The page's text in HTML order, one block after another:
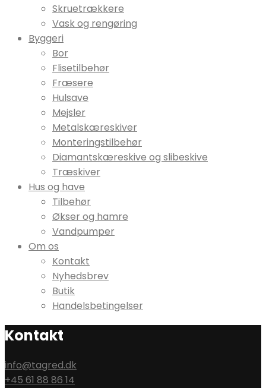
Skruetrækkere
Vask og rengøring
Byggeri
Bor
Flisetilbehør
Fræsere
Hulsave
Mejsler
Metalskæreskiver
Monteringstilbehør
Diamantskæreskive og slibeskive
Træskiver
Hus og have
Tilbehør
Økser og hamre
Vandpumper
Om os
Kontakt
Nyhedsbrev
Butik
Handelsbetingelser
Kontakt
info@tagred.dk
+45 61 88 86 14